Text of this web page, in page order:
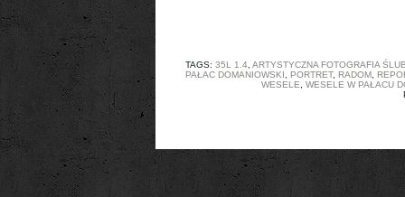
TAGS: 35L 1.4, ARTYSTYCZNA FOTOGRAFIA
PAŁAC DOMANIOWSKI
PORTRET, RADOM
WESELE
WESELE W PAŁACU